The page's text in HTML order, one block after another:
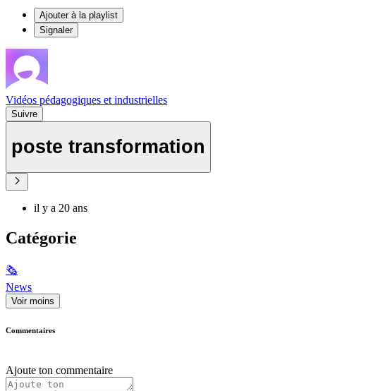
Ajouter à la playlist
Signaler
Vidéos pédagogiques et industrielles
Suivre
poste transformation
il y a 20 ans
Catégorie
🗞
News
Voir moins
Commentaires
Ajoute ton commentaire